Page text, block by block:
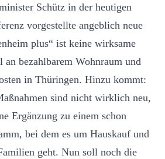
Schütz in der heutigen
vorgestellte angeblich neue
plus“ ist keine wirksame
bezahlbarem Wohnraum und
in Thüringen. Hinzu kommt:
sind nicht wirklich neu,
Ergänzung zu einem schon
bei dem es um Hauskauf und
geht. Nun soll noch die